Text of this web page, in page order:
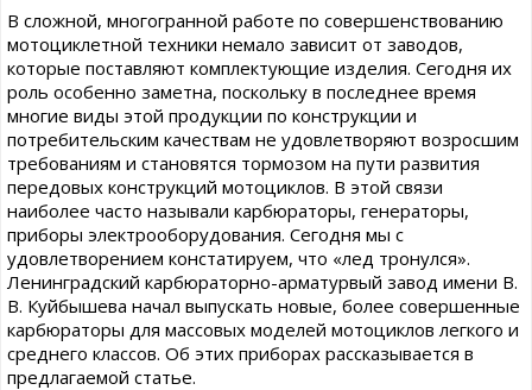
В сложной, многогранной работе по совершенствованию
мотоциклетной техники немало зависит от заводов,
которые поставляют комплектующие изделия. Сегодня их
роль особенно заметна, поскольку в последнее время
многие виды этой продукции по конструкции и
потребительским качествам не удовлетворяют возросшим
требованиям и становятся тормозом на пути развития
передовых конструкций мотоциклов. В этой связи
наиболее часто называли карбюраторы, генераторы,
приборы электрооборудования. Сегодня мы с
удовлетворением констатируем, что «лед тронулся».
Ленинградский карбюраторно-арматурвый завод имени В.
В. Куйбышева начал выпускать новые, более совершенные
карбюраторы для массовых моделей мотоциклов легкого и
среднего классов. Об этих приборах рассказывается в
предлагаемой статье.